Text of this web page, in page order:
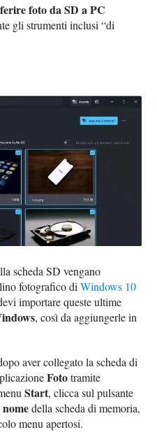
foto da SD a PC
gli strumenti inclusi “di
scheda SD vengano
fotografico diWindows 10
importare queste ultime
, così da aggiungerle in
aver collegato la scheda di
Fototramite
Start, clicca sul pulsante
nomedella scheda di memoria,
menu apertosi.